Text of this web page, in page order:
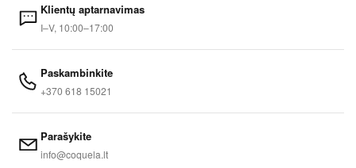
Klientų aptarnavimas
I–V, 10:00–17:00
Paskambinkite
+370 618 15021
Parašykite
info@coquela.lt